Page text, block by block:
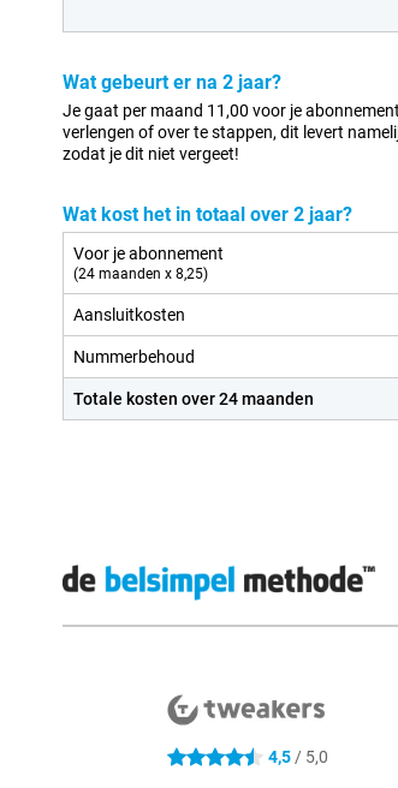
Wat gebeurt er na 2 jaar?
Je gaat per maand 11,00 voor je
verlengen of over te stappen, dit levert
zodat je dit niet vergeet!
Wat kost het in totaal over 2 jaar?
Voor je abonnement
(24 maanden x 8,25)
Aansluitkosten
Nummerbehoud
Totale kosten over 24 maanden
4.5 sterren 4,5/ 5,0